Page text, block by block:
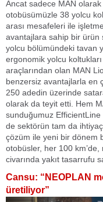
Ancat sadece MAN
otobüsümüzle 38 yolcu
arası mesafeleri ile
avantajlara sahip bir ürün
yolcu bölümündeki tavan
ergonomik yolcu
araçlarından olan MAN
benzersiz avantajlarla en
250 adedin üzerinde
olarak da teyit etti. Hem
sunduğumuz
de sektörün tam da
çözüm ile yeni bir dönem
otobüsler, her 100
civarında yakıt tasarrufu
Cansu: “NEOPLAN
üretiliyor”